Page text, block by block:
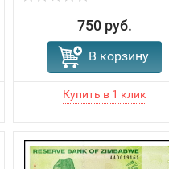
750 руб.
В корзину